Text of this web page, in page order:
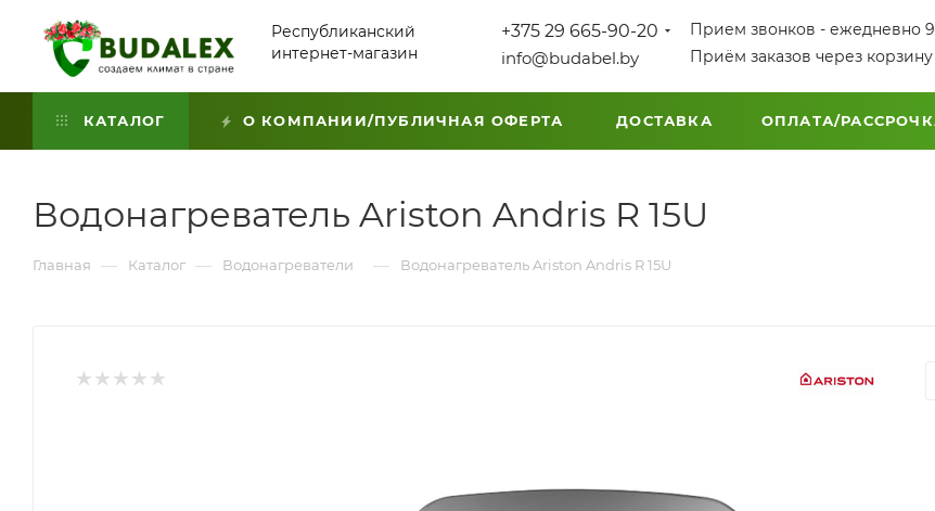
Республиканский
интернет-магазин
+375 29 665-90-20
info@budabel.by
Прием звонков - ежедневно
Приём заказов через
КАТАЛОГ О КОМПАНИИ/ПУБЛИЧНАЯ ОФЕРТА ДОСТАВКА ОПЛАТА/
Водонагреватель Ariston Andris R 15U
Главная — Каталог — Водонагреватели — Водонагреватель Ariston Andris R 15U